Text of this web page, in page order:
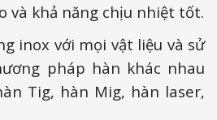
và khả năng chịu nhiệt tốt.
inox với mọi vật liệu và sử
pháp hàn khác nhau
Tig, hàn Mig, hàn laser,